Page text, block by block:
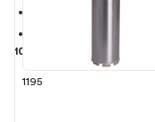
Längd 400 mm
104,00 kr
1195